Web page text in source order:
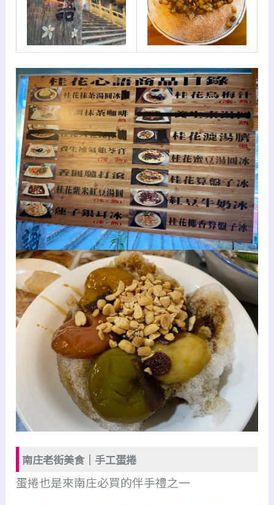
南庄老街美食｜手工蛋捲
蛋捲也是來南庄必買的伴手禮之一